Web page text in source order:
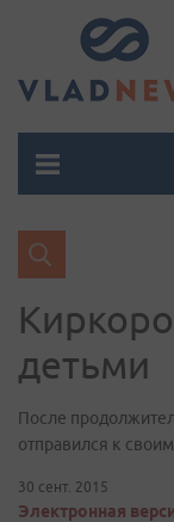
детьми
После
отправился к
30 сент. 2015
Электронная